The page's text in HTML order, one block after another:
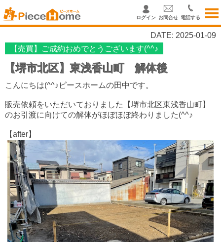
ログイン お問合せ 電話する
DATE: 2025-01-09
【売買】ご成約おめでとうございます(^^♪
【堺市北区】東浅香山町 解体後
こんにちは(^^♪ピースホームの田中です。
販売依頼をいただいておりました【堺市北区東浅香山町】
のお引渡に向けての解体がほぼほぼ終わりました(^^♪
【after】